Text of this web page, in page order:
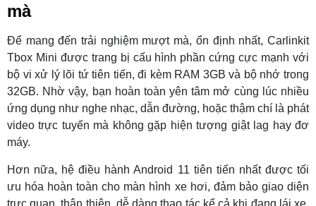
mà
Để mang đến trải nghiệm mượt mà, ổn định nhất, Carlinkit
Tbox Mini được trang bị cấu hình phần cứng cực mạnh với
bộ vi xử lý lõi tứ tiên tiến, đi kèm RAM 3GB và bộ nhớ trong
32GB. Nhờ vậy, bạn hoàn toàn yên tâm mở cùng lúc nhiều
ứng dụng như nghe nhạc, dẫn đường, hoặc thậm chí là phát
video trực tuyến mà không gặp hiện tượng giật lag hay đơ
máy.
Hơn nữa, hệ điều hành Android 11 tiên tiến nhất được tối
ưu hóa hoàn toàn cho màn hình xe hơi, đảm bảo giao diện
trực quan, thân thiện, dễ dàng thao tác kể cả khi đang lái xe.